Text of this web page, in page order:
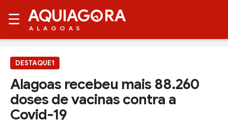
☰ AQUIAG RA
ALAGOAS
DESTAQUE1
Alagoas recebeu mais 88.260
doses de vacinas contra a
Covid-19